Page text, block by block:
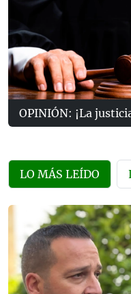
OPINIÓN: ¡La
LO MÁS LEÍDO